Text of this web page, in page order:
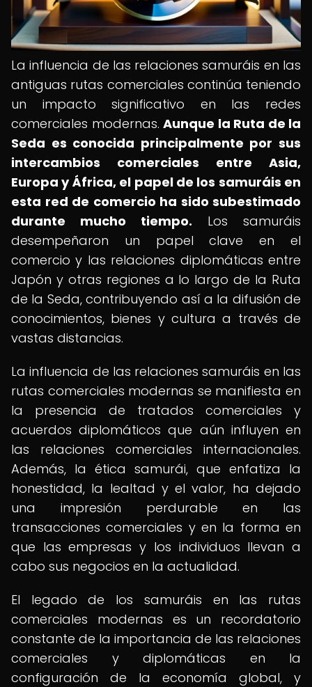
La influencia de las relaciones samuráis en las
antiguas rutas comerciales continúa teniendo
un impacto significativo en las redes
comerciales modernas. Aunque la Ruta de la
Seda es conocida principalmente por sus
intercambios comerciales entre Asia,
Europa y África, el papel de los samuráis en
esta red de comercio ha sido subestimado
durante mucho tiempo. Los samuráis
desempeñaron un papel clave en el
comercio y las relaciones diplomáticas entre
Japón y otras regiones a lo largo de la Ruta
de la Seda, contribuyendo así a la difusión de
conocimientos, bienes y cultura a través de
vastas distancias.
La influencia de las relaciones samuráis en las
rutas comerciales modernas se manifiesta en
la presencia de tratados comerciales y
acuerdos diplomáticos que aún influyen en
las relaciones comerciales internacionales.
Además, la ética samurái, que enfatiza la
honestidad, la lealtad y el valor, ha dejado
una impresión perdurable en las
transacciones comerciales y en la forma en
que las empresas y los individuos llevan a
cabo sus negocios en la actualidad.
El legado de los samuráis en las rutas
comerciales modernas es un recordatorio
constante de la importancia de las relaciones
comerciales y diplomáticas en la
configuración de la economía global, y